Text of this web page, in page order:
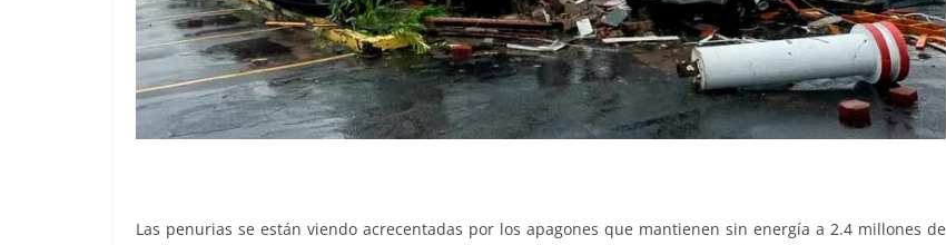
Las penurias se están viendo acrecentadas por los apagones que mantienen sin energía a 2.4 millones de